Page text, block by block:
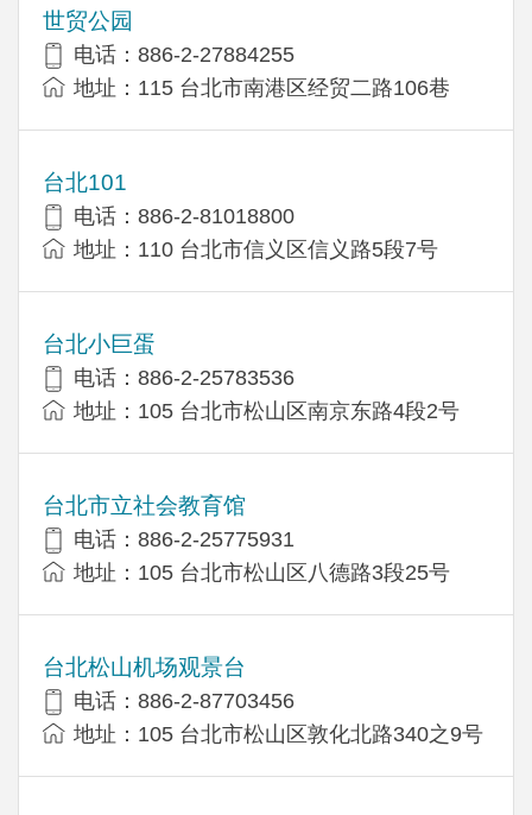
世贸公园
电话：886-2-27884255
地址：115 台北市南港区经贸二路106巷
台北101
电话：886-2-81018800
地址：110 台北市信义区信义路5段7号
台北小巨蛋
电话：886-2-25783536
地址：105 台北市松山区南京东路4段2号
台北市立社会教育馆
电话：886-2-25775931
地址：105 台北市松山区八德路3段25号
台北松山机场观景台
电话：886-2-87703456
地址：105 台北市松山区敦化北路340之9号